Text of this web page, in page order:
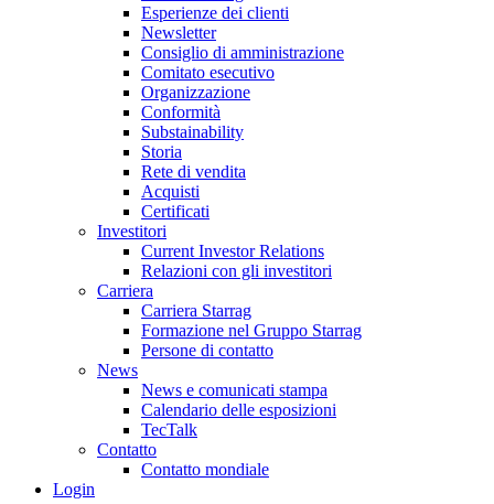
Esperienze dei clienti
Newsletter
Consiglio di amministrazione
Comitato esecutivo
Organizzazione
Conformità
Substainability
Storia
Rete di vendita
Acquisti
Certificati
Investitori
Current Investor Relations
Relazioni con gli investitori
Carriera
Carriera Starrag
Formazione nel Gruppo Starrag
Persone di contatto
News
News e comunicati stampa
Calendario delle esposizioni
TecTalk
Contatto
Contatto mondiale
Login